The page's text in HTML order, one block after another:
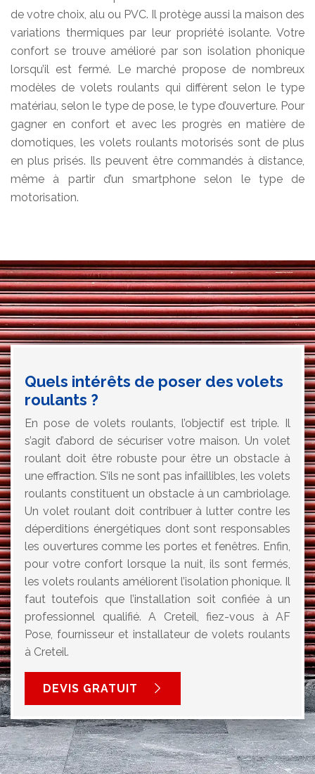
de votre choix, alu ou PVC. Il protège aussi la maison des
variations thermiques par leur propriété isolante. Votre
confort se trouve amélioré par son isolation phonique
lorsqu’il est fermé. Le marché propose de nombreux
modèles de volets roulants qui diffèrent selon le type
matériau, selon le type de pose, le type d’ouverture. Pour
gagner en confort et avec les progrès en matière de
domotiques, les volets roulants motorisés sont de plus
en plus prisés. Ils peuvent être commandés à distance,
même à partir d’un smartphone selon le type de
motorisation.
Quels intérêts de poser des volets
roulants ?
En pose de volets roulants, l’objectif est triple. Il
s’agit d’abord de sécuriser votre maison. Un volet
roulant doit être robuste pour être un obstacle à
une effraction. S’ils ne sont pas infaillibles, les volets
roulants constituent un obstacle à un cambriolage.
Un volet roulant doit contribuer à lutter contre les
déperditions énergétiques dont sont responsables
les ouvertures comme les portes et fenêtres. Enfin,
pour votre confort lorsque la nuit, ils sont fermés,
les volets roulants améliorent l’isolation phonique. Il
faut toutefois que l’installation soit confiée à un
professionnel qualifié. A Creteil, fiez-vous à AF
Pose, fournisseur et installateur de volets roulants
à Creteil.
DEVIS GRATUIT